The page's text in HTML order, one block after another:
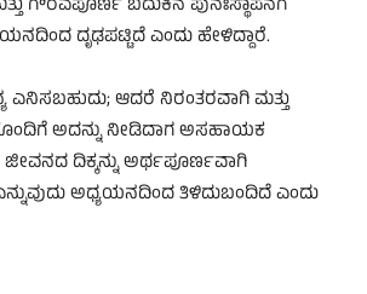
ಗೌರವಪೂರ್ಣ ಬದುಕಿನ ಪುನಃಸ್ಥಾಪನೆಗೆ
ದೃಢಪಟ್ಟಿದೆ ಎಂದು ಹೇಳಿದ್ದಾರೆ.
ಆದರೆ ನಿರಂತರವಾಗಿ ಮತ್ತು
ಅದನ್ನು ನೀಡಿದಾಗ ಅಸಹಾಯಕ
ದಿಕ್ಕನ್ನು ಅರ್ಥಪೂರ್ಣವಾಗಿ
ಅಧ್ಯಯನದಿಂದ ತಿಳಿದುಬಂದಿದೆ ಎಂದು